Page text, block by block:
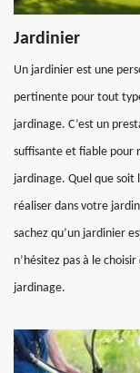
Jardinier
Un jardinier est une
pertinente pour tout
jardinage. C’est un
suffisante et fiable
jardinage. Quel que soit
réaliser dans votre
sachez qu’un jardinier
n’hésitez pas à le
jardinage.